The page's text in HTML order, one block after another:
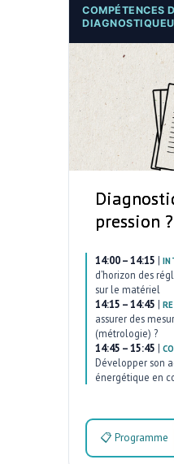
COMPÉTENCES
pression ?
14:00 – 14:15 |
d’horizon des
sur le matériel
14:15 – 14:45 |
assurer des
(métrologie) ?
14:45 – 15:45 |
Développer son
énergétique en
📋 Programme